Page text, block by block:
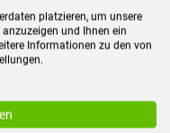
platzieren, um unsere
und Ihnen ein
Informationen zu den von